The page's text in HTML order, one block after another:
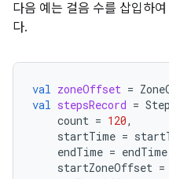
다음 예는 걸음 수를 삽입하
다.
val zoneOffset =
val stepsRecord =
count = 120,
startTime =
endTime = endTime
startZoneOffset =